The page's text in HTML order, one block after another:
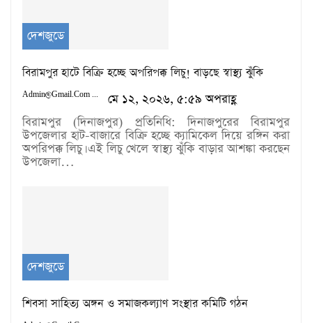
দেশজুডে
বিরামপুর হাটে বিক্রি হচ্ছে অপরিপক্ক লিচু! বাড়ছে স্বাস্থ্য ঝুঁকি
Admin@gmail.com
মে ১২, ২০২৬, ৫:৫৯ অপরাহ্ণ
বিরামপুর (দিনাজপুর) প্রতিনিধি: দিনাজপুরের বিরামপুর
উপজেলার হাট-বাজারে বিক্রি হচ্ছে ক্যামিকেল দিয়ে রঙ্গিন করা
অপরিপক্ক লিচু। এই লিচু খেলে স্বাস্থ্য ঝুঁকি বাড়ার আশঙ্কা করছেন
উপজেলা…
দেশজুডে
শিবসা সাহিত্য অঙ্গন ও সমাজকল্যাণ সংস্থার কমিটি গঠন